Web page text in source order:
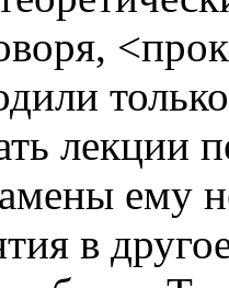
лекции
ему
в